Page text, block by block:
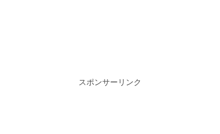
スポンサーリンク